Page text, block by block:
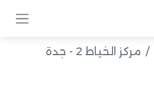
مركز الخياط 2 - جدة